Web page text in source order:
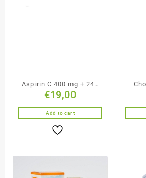
Aspirin C 400 mg + 240
mg 20 tabletek
musujących
€19,00
Add to cart